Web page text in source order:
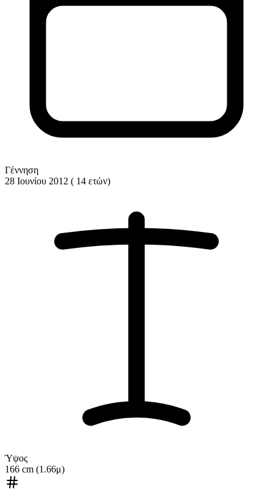
Γέννηση
28 Ιουνίου 2012 ( 14 ετών)
Ύψος
166 cm (1.66μ)